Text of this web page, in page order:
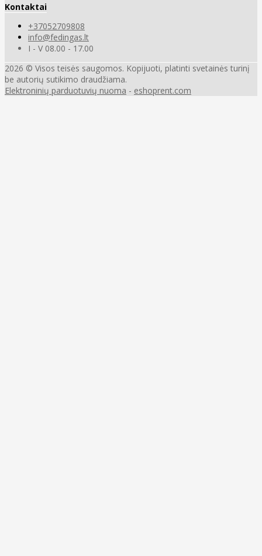
Kontaktai
+37052709808
info@fedingas.lt
I - V 08.00 - 17.00
2026 © Visos teisės saugomos. Kopijuoti, platinti svetainės turinį
be autorių sutikimo draudžiama.
Elektroninių parduotuvių nuoma - eshoprent.com